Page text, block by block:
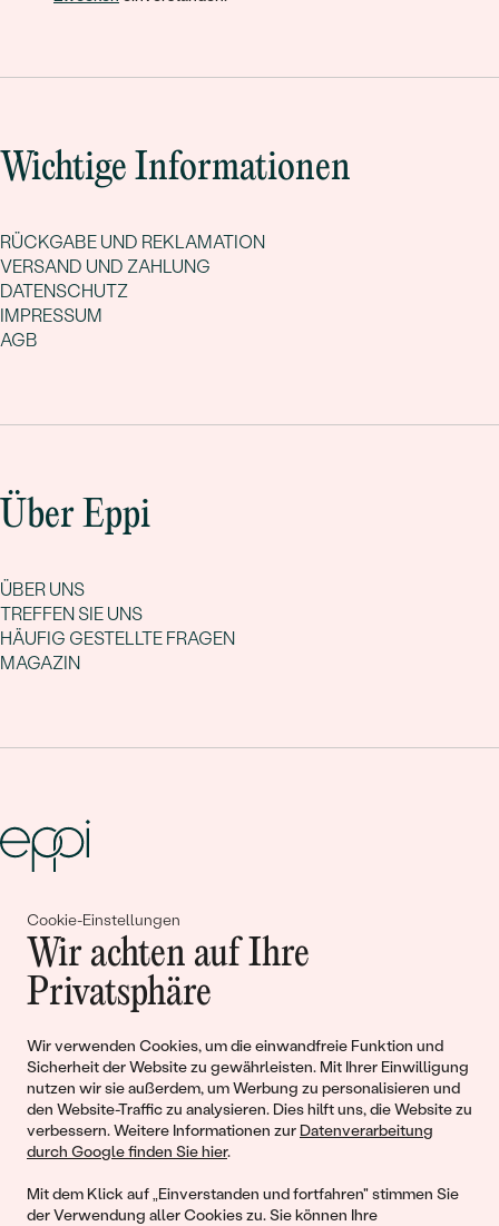
Cookie-Einstellungen
Wir achten auf Ihre
Privatsphäre
Wir verwenden Cookies, um die einwandfreie Funktion und
Sicherheit der Website zu gewährleisten. Mit Ihrer Einwilligung
nutzen wir sie außerdem, um Werbung zu personalisieren und
den Website-Traffic zu analysieren. Dies hilft uns, die Website zu
verbessern. Weitere Informationen zur Datenverarbeitung
durch Google finden Sie hier.
Mit dem Klick auf „Einverstanden und fortfahren" stimmen Sie
der Verwendung aller Cookies zu. Sie können Ihre
Wichtige Informationen
RÜCKGABE UND REKLAMATION
VERSAND UND ZAHLUNG
DATENSCHUTZ
IMPRESSUM
AGB
Über Eppi
ÜBER UNS
TREFFEN SIE UNS
HÄUFIG GESTELLTE FRAGEN
MAGAZIN
Gemeinsam erschaffen wir
Geschichten von Schönheit und
Liebe
Begleiten Sie uns!